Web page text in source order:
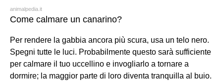
animalpedia.it
Come calmare un canarino?
Per rendere la gabbia ancora più scura, usa un telo nero.
Spegni tutte le luci. Probabilmente questo sarà sufficiente
per calmare il tuo uccellino e invogliarlo a tornare a
dormire; la maggior parte di loro diventa tranquilla al buio.